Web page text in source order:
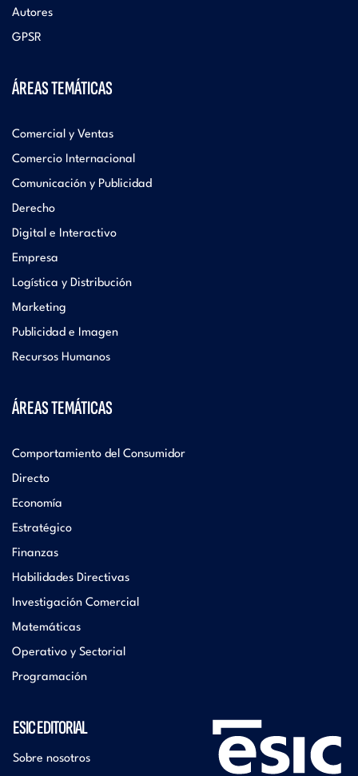
Autores
GPSR
ÁREAS TEMÁTICAS
Comercial y Ventas
Comercio Internacional
Comunicación y Publicidad
Derecho
Digital e Interactivo
Empresa
Logística y Distribución
Marketing
Publicidad e Imagen
Recursos Humanos
ÁREAS TEMÁTICAS
Comportamiento del Consumidor
Directo
Economía
Estratégico
Finanzas
Habilidades Directivas
Investigación Comercial
Matemáticas
Operativo y Sectorial
Programación
ESIC EDITORIAL
Sobre nosotros